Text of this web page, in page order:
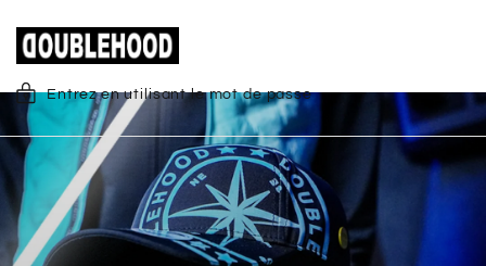
Entrez en utilisant le mot de passe